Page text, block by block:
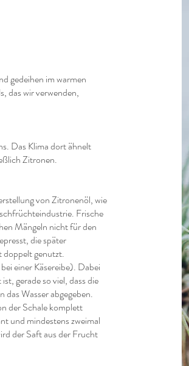
gedeihen im warmen
das wir verwenden,
Das Klima dort ähnelt
Zitronen.
von Zitronenöl, wie
Frische
Mängeln nicht für den
die später
doppelt genutzt.
einer Käsereibe). Dabei
gerade so viel, dass die
das Wasser abgegeben.
der Schale komplett
und mindestens zweimal
der Saft aus der Frucht